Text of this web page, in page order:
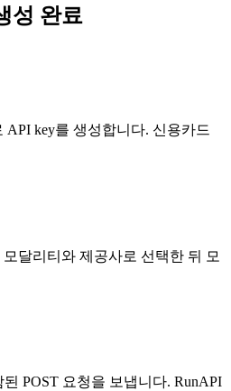
성 완료
API key를 생성합니다. 신용카드
달리티와 제공사로 선택한 뒤 모
POST 요청을 보냅니다. RunAPI